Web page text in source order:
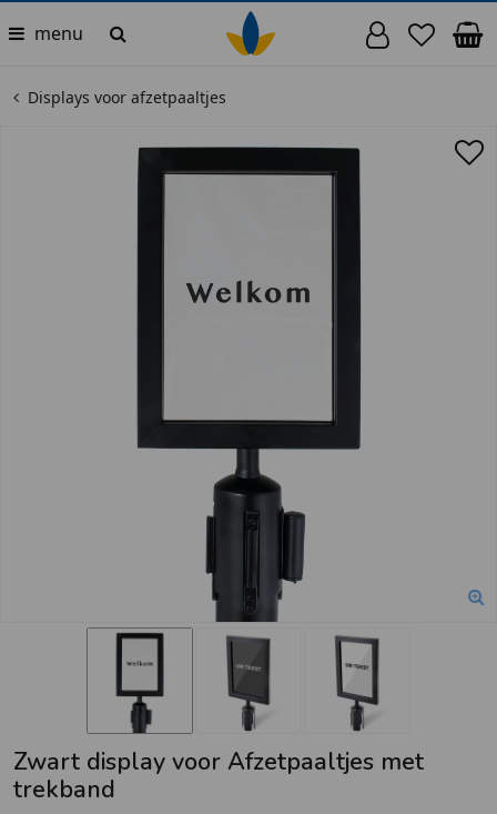
menu
Displays voor afzetpaaltjes
Zwart display voor Afzetpaaltjes met
trekband